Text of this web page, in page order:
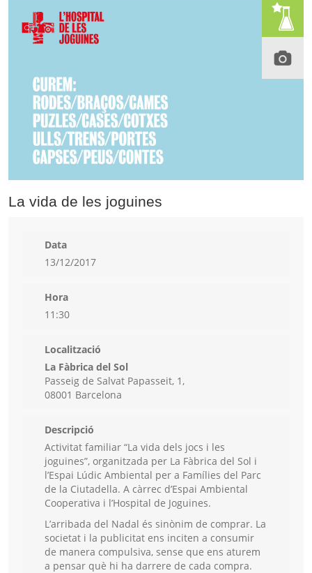
La vida de les joguines
Data
13/12/2017
Hora
11:30
Localització
La Fàbrica del Sol
Passeig de Salvat Papasseit, 1,
08001 Barcelona
Descripció
Activitat familiar “La vida dels jocs i les
joguines”, organitzada per La Fàbrica del Sol i
l’Espai Lúdic Ambiental per a Famílies del Parc
de la Ciutadella. A càrrec d’Espai Ambiental
Cooperativa i l’Hospital de Joguines.
L’arribada del Nadal és sinònim de comprar. La
societat i la publicitat ens inciten a consumir
de manera compulsiva, sense que ens aturem
a pensar què hi ha darrere de cada compra.